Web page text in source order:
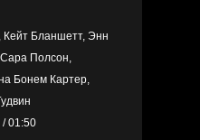
Кейт Бланшетт, Энн
Сара Полсон,
Бонем Картер,
/ 01:50